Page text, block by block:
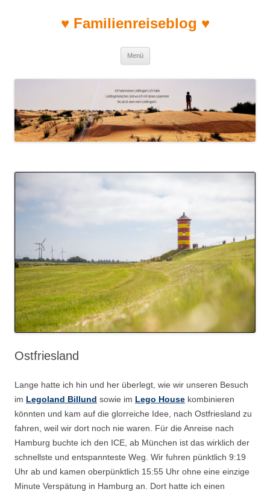
♥ Familienreiseblog ♥
Menü
Ostfriesland
Lange hatte ich hin und her überlegt, wie wir unseren Besuch
im Legoland Billund sowie im Lego House kombinieren
könnten und kam auf die glorreiche Idee, nach Ostfriesland zu
fahren, weil wir dort noch nie waren. Für die Anreise nach
Hamburg buchte ich den ICE, ab München ist das wirklich der
schnellste und entspannteste Weg. Wir fuhren pünktlich 9:19
Uhr ab und kamen oberpünktlich 15:55 Uhr ohne eine einzige
Minute Verspätung in Hamburg an. Dort hatte ich einen